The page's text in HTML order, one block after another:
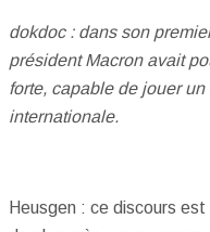
dokdoc : dans son
président Macron avait
forte, capable de jouer
internationale.
Heusgen : ce discours